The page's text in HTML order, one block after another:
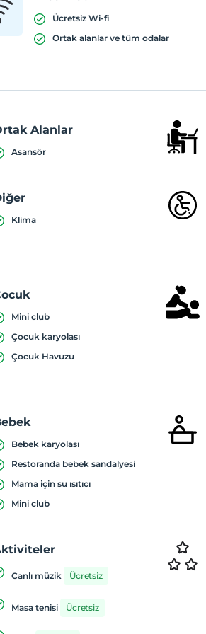
Ücretsiz Wi-fi
Ortak alanlar ve tüm odalar
Alanlar
Asansör
Klima
Mini club
Çocuk karyolası
Çocuk Havuzu
Bebek karyolası
Restoranda bebek sandalyesi
Mama için su ısıtıcı
Mini club
Canlı müzik Ücretsiz
Masa tenisi Ücretsiz